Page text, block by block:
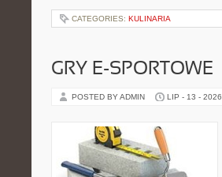
CATEGORIES: KULINARIA
GRY E-SPORTOWE
POSTED BY ADMIN LIP - 13 - 2026